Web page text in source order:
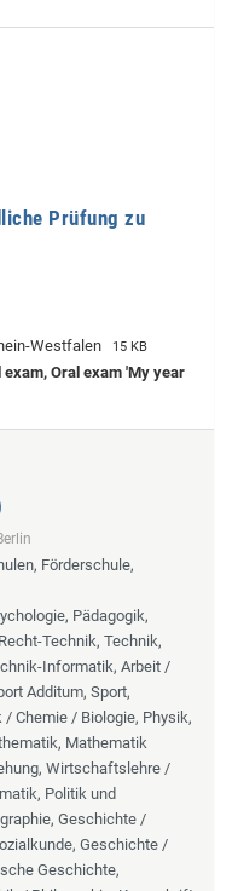
Prüfung zu
Westfalen 15 KB
Oral exam 'My year
Förderschule,
Pädagogik,
Technik, Technik,
Informatik, Arbeit /
Additum, Sport,
Chemie / Biologie, Physik,
Mathematik
Wirtschaftslehre /
Politik und
Geschichte /
Geschichte /
Geschichte,